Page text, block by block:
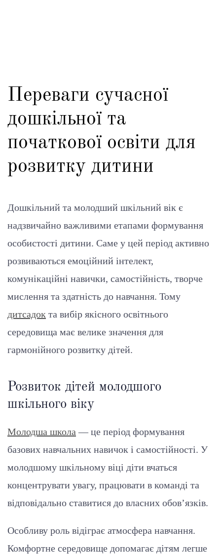
Переваги сучасної
дошкільної та
початкової освіти для
розвитку дитини
Дошкільний та молодший шкільний вік є
надзвичайно важливими етапами формування
особистості дитини. Саме у цей період активно
розвиваються емоційний інтелект,
комунікаційні навички, самостійність, творче
мислення та здатність до навчання. Тому
дитсадок та вибір якісного освітнього
середовища має велике значення для
гармонійного розвитку дітей.
Розвиток дітей молодшого
шкільного віку
Молодша школа — це період формування
базових навчальних навичок і самостійності. У
молодшому шкільному віці діти вчаться
концентрувати увагу, працювати в команді та
відповідально ставитися до власних обов’язків.
Особливу роль відіграє атмосфера навчання.
Комфортне середовище допомагає дітям легше